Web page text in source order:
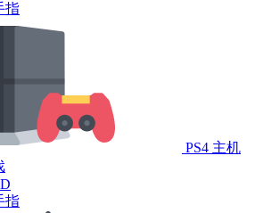
指
PS4 主机
指